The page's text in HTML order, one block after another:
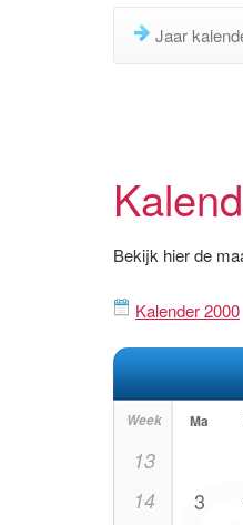
Jaar
Bekijk hier de
Kalender 2000
Week Ma
13
14 3